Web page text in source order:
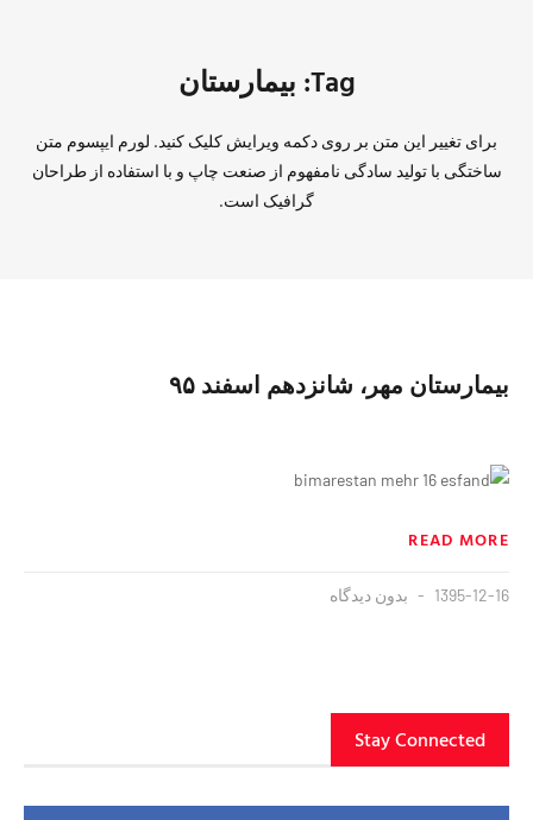
Tag: بيمارستان
برای تغییر این متن بر روی دکمه ویرایش کلیک کنید. لورم ایپسوم متن
ساختگی با تولید سادگی نامفهوم از صنعت چاپ و با استفاده از طراحان
گرافیک است.
بيمارستان مهر، شانزدهم اسفند ٩۵
READ MORE
1395-12-16 بدون دیدگاه
Stay Connected